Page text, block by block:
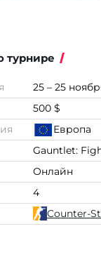
турнире
25 – 25
500 $
Европа
Gauntlet:
Онлайн
4
Counter-